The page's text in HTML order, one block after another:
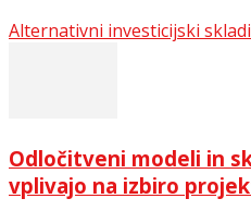
Alternativni investicijski skladi
Odločitveni modeli in
vplivajo na izbiro